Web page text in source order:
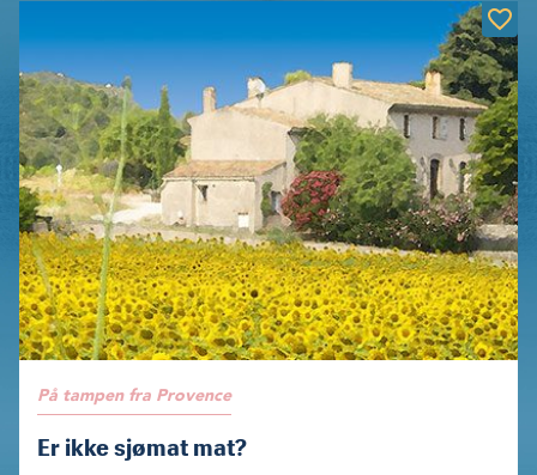
På tampen fra Provence
Er ikke sjømat mat?